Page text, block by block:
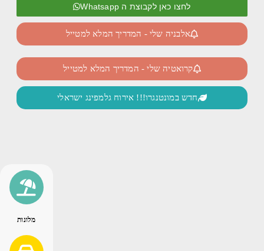
לחצו כאן לקבוצת ה Whatsapp
אלבניה שלי - המדריך המלא למטייל
קרואטיה שלי - המדריך המלא למטייל
חדש במונטנגרו!!! אירוח גלמפינג ישראלי
מלונות